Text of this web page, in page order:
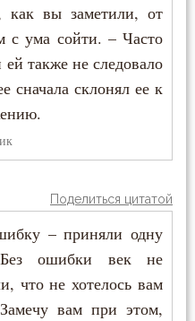
как вы заметили, от
с ума сойти. – Часто
также не следовало
сначала склонял ее к
Поделиться цитатой
– приняли одну
ошибки век не
что не хотелось вам
вам при этом,